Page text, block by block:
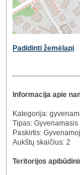
Padidinti žemėlapį
Informacija apie
Kategorija:
Tipas: Gyvenamasis
Paskirtis:
Aukštų skaičius: 2
Teritorijos